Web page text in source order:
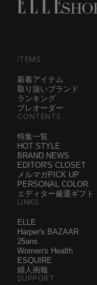
ITEMS
新着アイテム
取り扱いブランド
ランキング
プレオーダー
CONTENTS
特集一覧
HOT STYLE
BRAND NEWS
EDITOR'S CLOSET
メルマガPICK UP
PERSONAL COLOR
エディター厳選ギフト
LINKS
ELLE
Harper's BAZAAR
25ans
Women's Health
ESQUIRE
婦人画報
SUPPORT